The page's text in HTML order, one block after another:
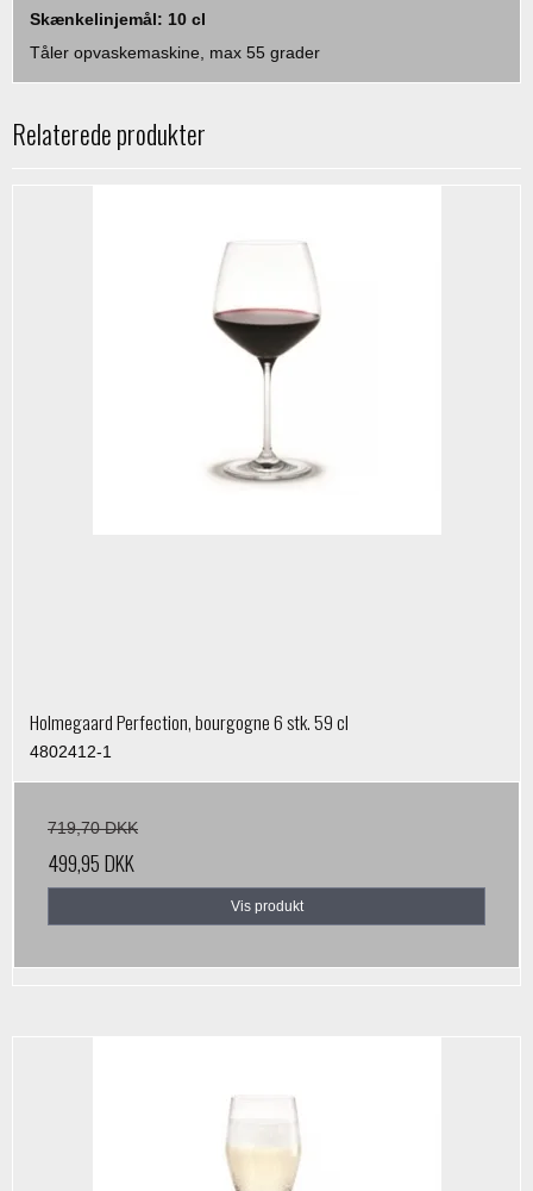
Skænkelinjemål: 10 cl
Tåler opvaskemaskine, max 55 grader
Relaterede produkter
Holmegaard Perfection, bourgogne 6 stk. 59 cl
4802412-1
719,70 DKK
499,95 DKK
Vis produkt